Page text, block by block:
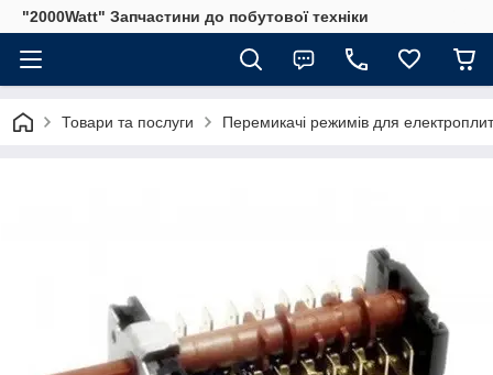
"2000Watt" Запчастини до побутової техніки
Товари та послуги Перемикачі режимів для